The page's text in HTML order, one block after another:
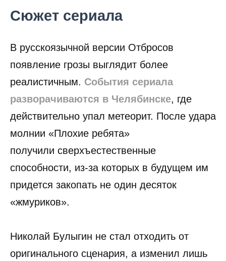
Сюжет сериала
В русскоязычной версии Отбросов
появление грозы выглядит более
реалистичным. События сериала
разворачиваются в Челябинске, где
действительно упал метеорит. После удара
молнии «Плохие ребята»
получили сверхъестественные
способности, из-за которых в будущем им
придется закопать не один десяток
«жмуриков».
Николай Булыгин не стал отходить от
оригинального сценария, а изменил лишь